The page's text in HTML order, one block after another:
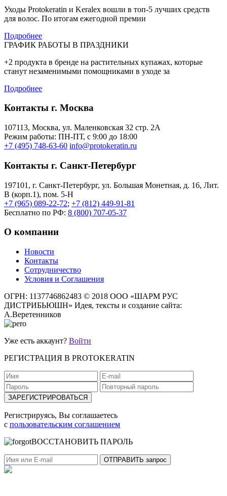
Уходы Protokeratin и Keralex вошли в топ-5 лучших средств
для волос. По итогам ежегодной премии
Подробнее
ГРАФИК РАБОТЫ В ПРАЗДНИКИ
+2 продукта в бренде на растительных купажах, которые
станут незаменимыми помощниками в уходе за
Подробнее
Контакты г. Москва
107113, Moсква, ул. Маленковская 32 стр. 2А
Режим работы: ПН-ПТ, с 9:00 до 18:00
+7 (495) 748-63-60 info@protokeratin.ru
Контакты г. Санкт-Петербург
197101, г. Санкт-Петербург, ул. Большая Монетная, д. 16, Лит.
В (корп.1), пом. 5-Н
+7 (965) 089-22-72; +7 (812) 449-91-81
Бесплатно по РФ: 8 (800) 707-05-37
О компании
Новости
Контакты
Сотрудничество
Условия и Соглашения
ОГРН: 1137746862483 © 2018 ООО «ШАРМ РУС
ДИСТРИБЬЮШН» Идея, тексты и создание сайта:
А.Веретенников
Уже есть аккаунт? Войти
РЕГИСТРАЦИЯ В PROTOKERATIN
Регистрируясь, Вы соглашаетесь
с пользовательским соглашением
ВОССТАНОВИТЬ ПАРОЛЬ